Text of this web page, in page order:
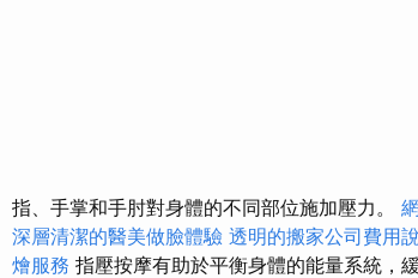
指、手掌和手肘對身體的不同部位施加壓力。
深層清潔的醫美做臉體驗 透明的搬家公司費用
燴服務 指壓按摩有助於平衡身體的能量系統，